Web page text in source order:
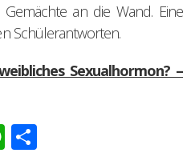
an die Wand. Eine
Schülerantworten.
Sexualhormon? –
WhatsApp